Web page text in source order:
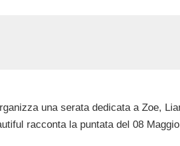
una serata dedicata a Zoe,
racconta la puntata del 08